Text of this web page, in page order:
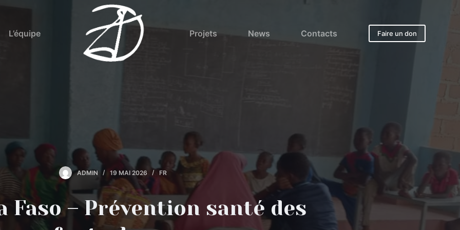
L’équipe Projets News Contacts Faire un don
ADMIN 19 MAI 2026 FR
Faso – Prévention santé des